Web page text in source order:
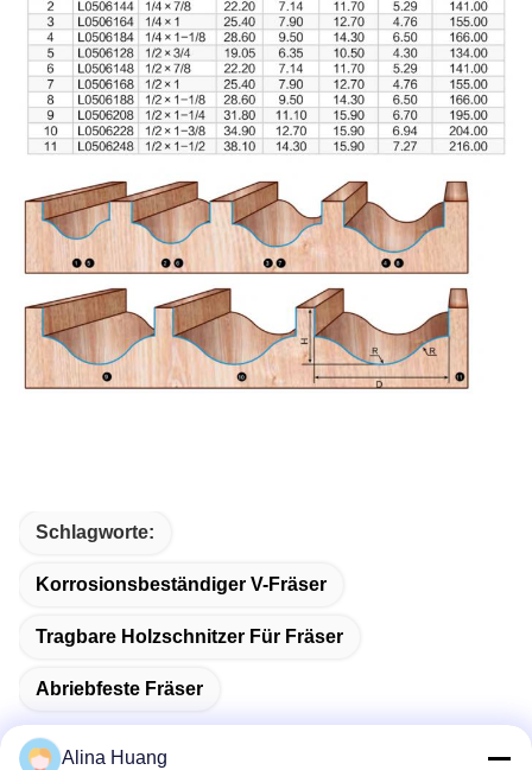
Schlagworte:
Korrosionsbeständiger V-Fräser
Tragbare Holzschnitzer Für Fräser
Abriebfeste Fräser
Alina Huang